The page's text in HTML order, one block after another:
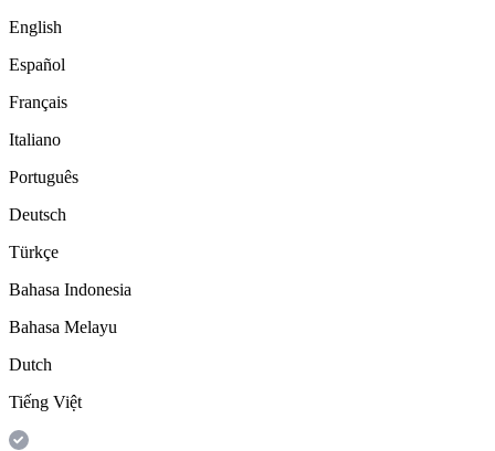
English
Español
Français
Italiano
Português
Deutsch
Türkçe
Bahasa Indonesia
Bahasa Melayu
Dutch
Tiếng Việt